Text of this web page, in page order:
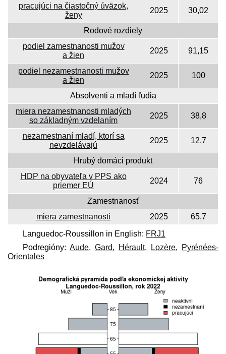
pracujúci na čiastočný úväzok,
ženy
2025 30,02
Rodové rozdiely
podiel zamestnanosti mužov
a žien
2025 91,15
podiel nezamestnanosti mužov
a žien
2025 100
Absolventi a mladí ľudia
miera nezamestnanosti mladých
so základným vzdelaním
2025 38,8
nezamestnaní mladí, ktorí sa
nevzdelávajú
2025 12,7
Hrubý domáci produkt
HDP na obyvateľa v PPS ako
priemer EÚ
2024 76
Zamestnanosť
miera zamestnanosti
2025
65,7
Languedoc-Roussillon in English: FRJ1
Podregióny: Aude, Gard, Hérault, Lozère,
Pyrénées-
Orientales